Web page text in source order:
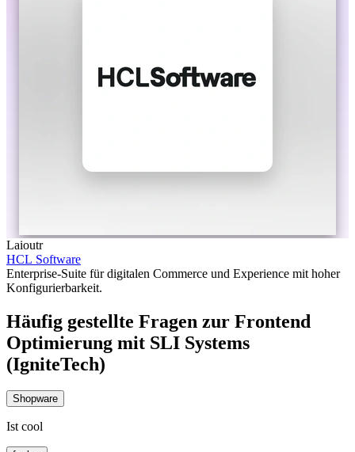
Laioutr
HCL Software
Enterprise-Suite für digitalen Commerce und Experience mit hoher
Konfigurierbarkeit.
Häufig gestellte Fragen zur Frontend
Optimierung mit SLI Systems
(IgniteTech)
Shopware
Ist cool